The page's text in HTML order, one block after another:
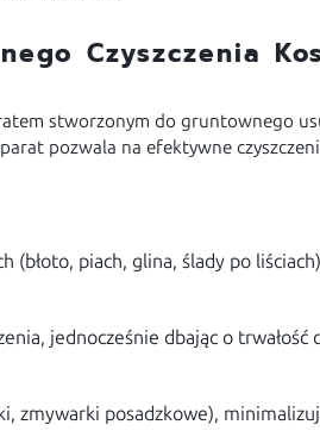
Czyszczenia
stworzonym do gruntownego
pozwala na efektywne
piach, glina, ślady po
jednocześnie dbając o trwałość
zmywarki posadzkowe),